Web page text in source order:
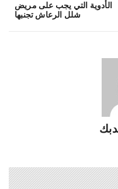
الأدوية التي يجب على مريض
شلل الرعاش تجنبها